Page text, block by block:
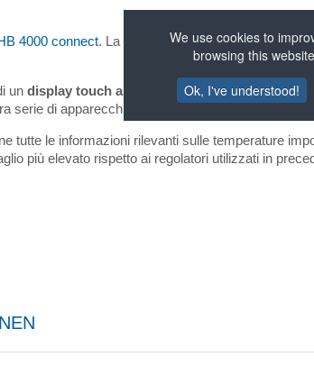
4000 connect. La serie di impianti presenta un
un display touch a colori da 7".La struttura del
serie di apparecchi.
tutte le informazioni rilevanti sulle temperature
più elevato rispetto ai regolatori utilizzati in
We use cookies to
browsing this
Ok, I've understood!